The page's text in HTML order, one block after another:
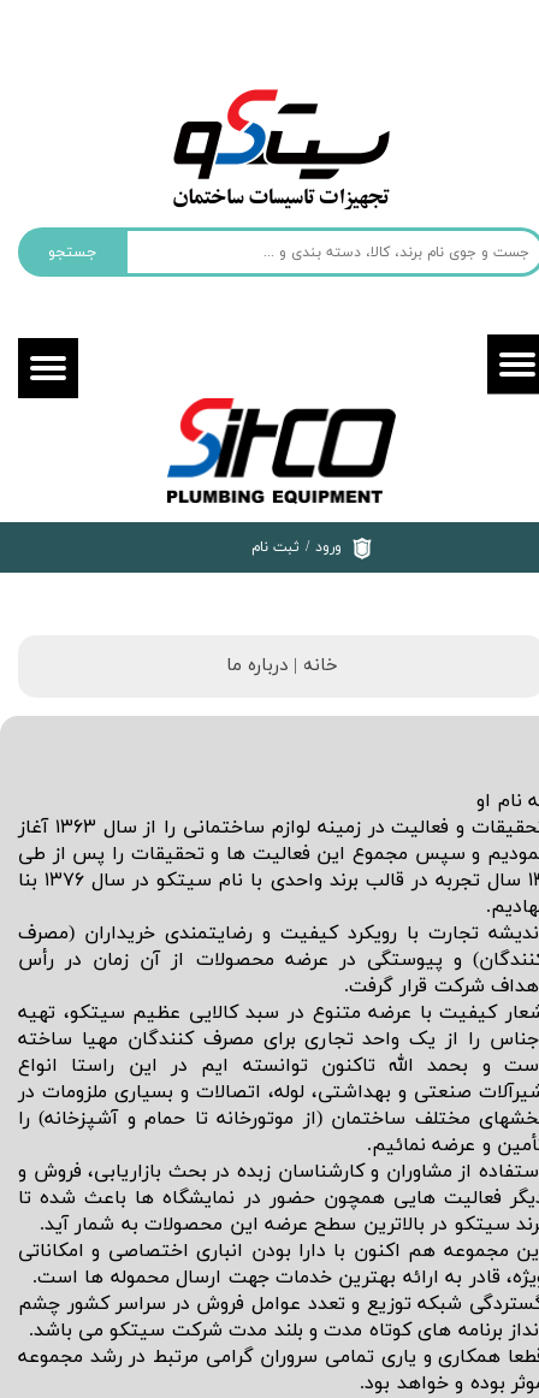
جستجو
ورود / ثبت نام
خروج از حساب کاربری
خانه | درباره ما
نام او
تحقیقات و فعالیت در زمینه لوازم ساختمانی را از سال ۱۳۶۳ آغاز
و سپس مجموع این فعالیت ها و تحقیقات را پس از طی
۱۴ سال تجربه در قالب برند واحدی با نام سیتکو در سال ۱۳۷۶ بنا
تجارت با رویکرد کیفیت و رضایتمندی خریداران (مصرف
و پیوستگی در عرضه محصولات از آن زمان در رأس
شرکت قرار گرفت.
کیفیت با عرضه متنوع در سبد کالایی عظیم سیتکو، تهیه
را از یک واحد تجاری برای مصرف کنندگان مهیا ساخته
و بحمد الله تاکنون توانسته ایم در این راستا انواع
صنعتی و بهداشتی، لوله، اتصالات و بسیاری ملزومات در
مختلف ساختمان (از موتورخانه تا حمام و آشپزخانه) را
و عرضه نمائیم.
از مشاوران و کارشناسان زبده در بحث بازاریابی، فروش و
فعالیت هایی همچون حضور در نمایشگاه ها باعث شده تا
سیتکو در بالاترین سطح عرضه این محصولات به شمار آید.
مجموعه هم اکنون با دارا بودن انباری اختصاصی و امکاناتی
قادر به ارائه بهترین خدمات جهت ارسال محموله ها است.
شبکه توزیع و تعدد عوامل فروش در سراسر کشور چشم
برنامه های کوتاه مدت و بلند مدت شرکت سیتکو می باشد.
همکاری و یاری تمامی سروران گرامی مرتبط در رشد مجموعه
بوده و خواهد بود.​​​​​​​